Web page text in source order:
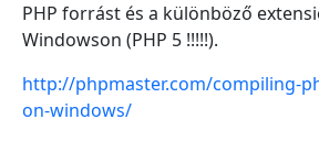
PHP forrást és a különböző
Windowson (PHP 5 !!!!!).
http://phpmaster.com/compiling-
on-windows/